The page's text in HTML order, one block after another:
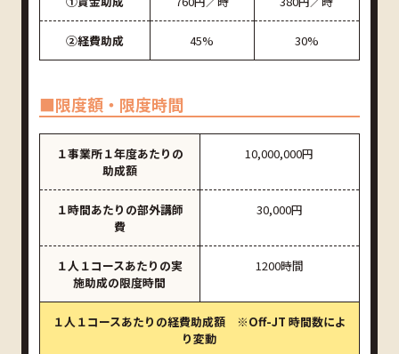
②経費助成 45% 30%
■限度額・限度時間
１事業所１年度あたりの
助成額
10,000,000円
１時間あたりの部外講師
費
30,000円
１人１コースあたりの実
施助成の限度時間
1200時間
１人１コースあたりの経費助成額 ※Off-JT 時間数によ
り変動